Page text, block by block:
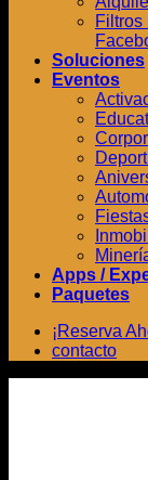
Filtros
Soluciones
Eventos
Apps /
Paquetes
¡Reserva
contacto